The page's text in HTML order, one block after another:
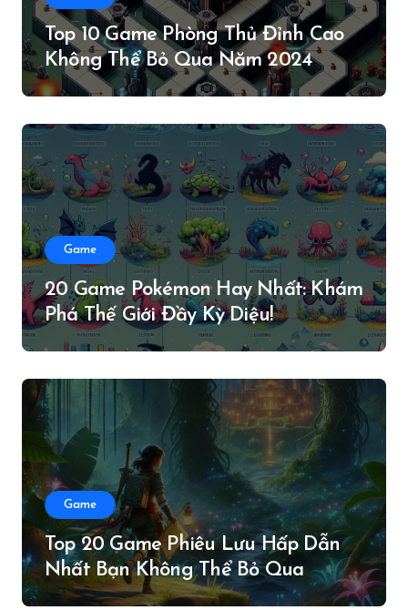
Top 10 Game Phòng Thủ Đỉnh Cao
Không Thể Bỏ Qua Năm 2024
Game
20 Game Pokémon Hay Nhất: Khám
Phá Thế Giới Đầy Kỳ Diệu!
Game
Top 20 Game Phiêu Lưu Hấp Dẫn
Nhất Bạn Không Thể Bỏ Qua